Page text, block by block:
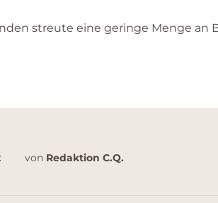
streute eine geringe Menge an
von Redaktion C.Q.